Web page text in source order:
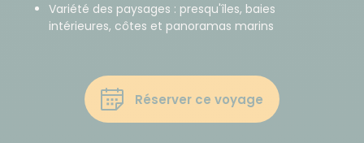
Variété des paysages : presqu'îles, baies
intérieures, côtes et panoramas marins
Réserver ce voyage